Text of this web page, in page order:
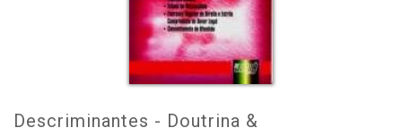
Descriminantes - Doutrina &